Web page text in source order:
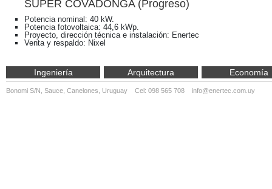
SUPER COVADONGA (Progreso)
Potencia nominal: 40 kW.
Potencia fotovoltaica: 44,6 kWp.
Proyecto, dirección técnica e instalación: Enertec
Venta y respaldo: Nixel
Ingeniería Arquitectura Economía
Bonomi S/N, Sauce, Canelones, Uruguay Cel: 098 565 708 info@enertec.com.uy